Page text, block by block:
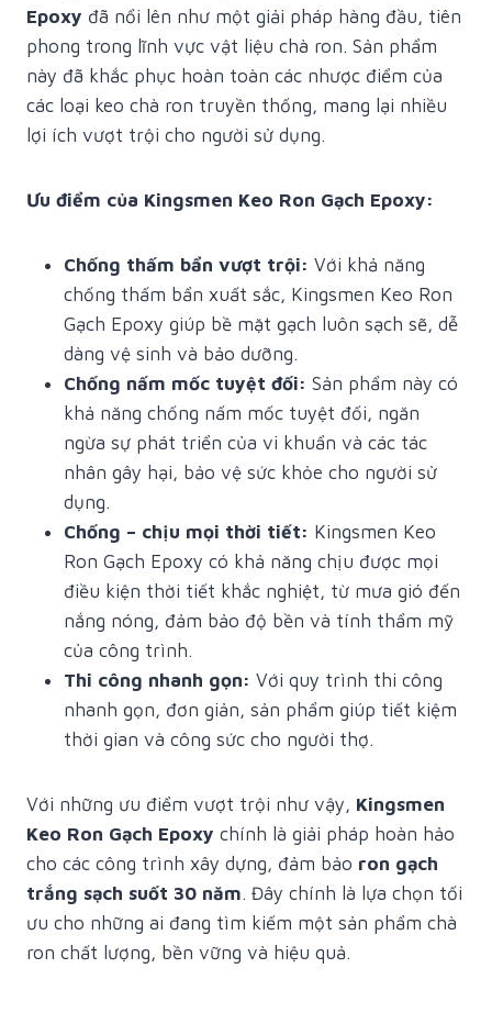
Epoxy đã nổi lên như một giải pháp hàng đầu, tiên
phong trong lĩnh vực vật liệu chà ron. Sản phẩm
này đã khắc phục hoàn toàn các nhược điểm của
các loại keo chà ron truyền thống, mang lại nhiều
lợi ích vượt trội cho người sử dụng.
Ưu điểm của Kingsmen Keo Ron Gạch Epoxy:
Chống thấm bẩn vượt trội: Với khả năng
chống thấm bẩn xuất sắc, Kingsmen Keo Ron
Gạch Epoxy giúp bề mặt gạch luôn sạch sẽ, dễ
dàng vệ sinh và bảo dưỡng.
Chống nấm mốc tuyệt đối: Sản phẩm này có
khả năng chống nấm mốc tuyệt đối, ngăn
ngừa sự phát triển của vi khuẩn và các tác
nhân gây hại, bảo vệ sức khỏe cho người sử
dụng.
Chống – chịu mọi thời tiết: Kingsmen Keo
Ron Gạch Epoxy có khả năng chịu được mọi
điều kiện thời tiết khắc nghiệt, từ mưa gió đến
nắng nóng, đảm bảo độ bền và tính thẩm mỹ
của công trình.
Thi công nhanh gọn: Với quy trình thi công
nhanh gọn, đơn giản, sản phẩm giúp tiết kiệm
thời gian và công sức cho người thợ.
Với những ưu điểm vượt trội như vậy, Kingsmen
Keo Ron Gạch Epoxy chính là giải pháp hoàn hảo
cho các công trình xây dựng, đảm bảo ron gạch
trắng sạch suốt 30 năm. Đây chính là lựa chọn tối
ưu cho những ai đang tìm kiếm một sản phẩm chà
ron chất lượng, bền vững và hiệu quả.